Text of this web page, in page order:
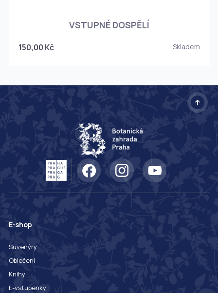
VSTUPNÉ DOSPĚLÍ
150,00 Kč Skladem
E-shop
Suvenýry
Oblečení
Knihy
E-vstupenky